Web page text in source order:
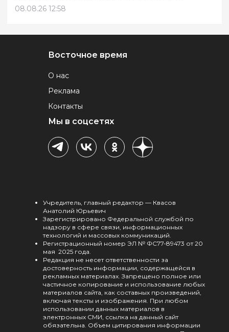
08.08.26 12:58
Восточное время
О нас
Реклама
Контакты
Мы в соцсетях
Учредитель, главный редактор — Квасов
Анатолий Юрьевич
Зарегистрировано Федеральной службой по
надзору в сфере связи, информационных
технологий и массовых коммуникаций.
Регистрационный номер ЭЛ № ФС77-89473 от 20
мая 2025 года.
Редакция не несет ответственности за
достоверность информации, содержащейся в
рекламных материалах. Запрещено полное или
частичное копирование и использование любых
материалов сайта, как составных произведений,
включая тексты и изображения. При любом
использовании данных материалов в
электронных СМИ, ссылка на данный сайт
обязательна. Объем цитирования информации